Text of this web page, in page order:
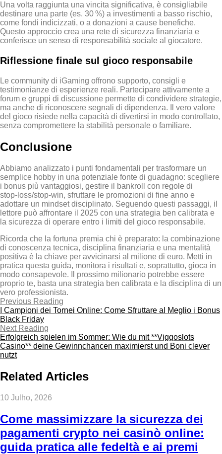
Una volta raggiunta una vincita significativa, è consigliabile
destinare una parte (es. 30 %) a investimenti a basso rischio,
come fondi indicizzati, o a donazioni a cause benefiche.
Questo approccio crea una rete di sicurezza finanziaria e
conferisce un senso di responsabilità sociale al giocatore.
Riflessione finale sul gioco responsabile
Le community di iGaming offrono supporto, consigli e
testimonianze di esperienze reali. Partecipare attivamente a
forum e gruppi di discussione permette di condividere strategie,
ma anche di riconoscere segnali di dipendenza. Il vero valore
del gioco risiede nella capacità di divertirsi in modo controllato,
senza compromettere la stabilità personale o familiare.
Conclusione
Abbiamo analizzato i punti fondamentali per trasformare un
semplice hobby in una potenziale fonte di guadagno: scegliere
i bonus più vantaggiosi, gestire il bankroll con regole di
stop‑loss/stop‑win, sfruttare le promozioni di fine anno e
adottare un mindset disciplinato. Seguendo questi passaggi, il
lettore può affrontare il 2025 con una strategia ben calibrata e
la sicurezza di operare entro i limiti del gioco responsabile.
Ricorda che la fortuna premia chi è preparato: la combinazione
di conoscenza tecnica, disciplina finanziaria e una mentalità
positiva è la chiave per avvicinarsi al milione di euro. Metti in
pratica questa guida, monitora i risultati e, soprattutto, gioca in
modo consapevole. Il prossimo milionario potrebbe essere
proprio te, basta una strategia ben calibrata e la disciplina di un
vero professionista.
Previous Reading
I Campioni dei Tornei Online: Come Sfruttare al Meglio i Bonus
Black Friday
Next Reading
Erfolgreich spielen im Sommer: Wie du mit **Viggoslots
Casino** deine Gewinnchancen maximierst und Boni clever
nutzt
Related Articles
10 Julho, 2026
Come massimizzare la sicurezza dei
pagamenti crypto nei casinò online:
guida pratica alle fedeltà e ai premi